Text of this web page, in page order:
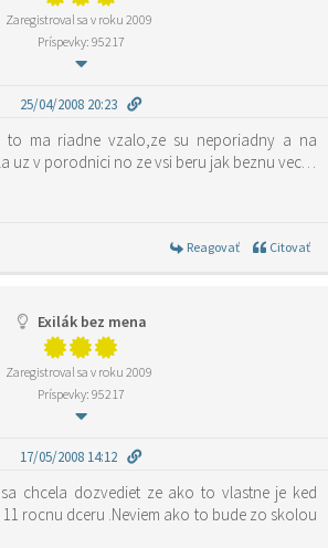
Zaregistroval sa v roku 2009
Príspevky: 95217
25/04/2008 20:23
ma riadne vzalo,ze su neporiadny a na
uz v porodnici no ze vsi beru jak beznu vec…
Reagovať Citovať
Exilák bez mena
Zaregistroval sa v roku 2009
Príspevky: 95217
17/05/2008 14:12
chcela dozvediet ze ako to vlastne je ked
11 rocnu dceru .Neviem ako to bude zo skolou